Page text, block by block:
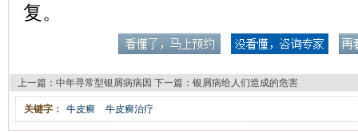
复。
上一篇： 中年寻常型银屑病病因 下一篇： 银屑病给人们造成的危害
关键字： 牛皮癣 牛皮癣治疗